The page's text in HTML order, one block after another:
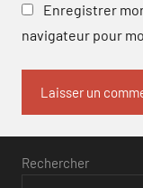
Enregistrer
navigateur pour
Rechercher